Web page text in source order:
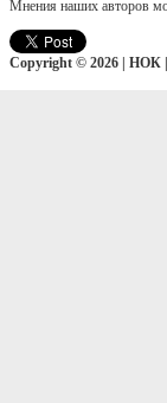
Мнения наших авторов
Copyright © 2026 | НОК